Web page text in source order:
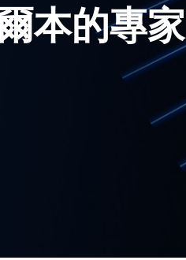
本的專家